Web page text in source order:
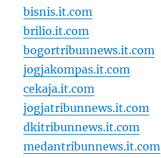
bisnis.it.com
brilio.it.com
bogortribunnews.it.com
jogjakompas.it.com
cekaja.it.com
jogjatribunnews.it.com
dkitribunnews.it.com
medantribunnews.it.com